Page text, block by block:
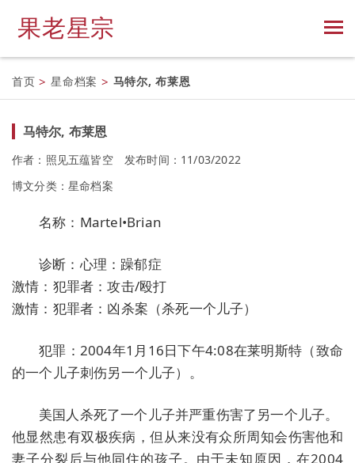
果老星宗
首页 > 星命档案 > 马特尔, 布莱恩
马特尔, 布莱恩
作者：照见五蕴皆空
发布时间：11/03/2022
博文分类： 星命档案
名称：Martel•Brian
诊断：心理：躁郁症
激情：犯罪者：攻击/殴打
激情：犯罪者：凶杀案（杀死一个儿子）
犯罪：2004年1月16日下午4:08在莱明斯特（致命
的一个儿子刺伤另一个儿子）。
美国人杀死了一个儿子并严重伤害了另一个儿子。
他显然患有双极疾病，但从来没有众所周知会伤害他和
妻子分裂后与他同住的孩子。由于未知原因，在2004